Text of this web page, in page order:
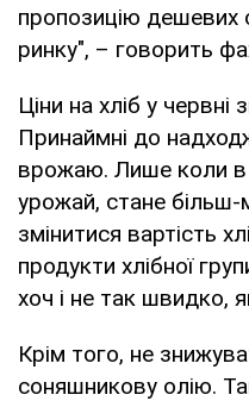
пропозицію дешевих
ринку", – говорить
Ціни на хліб у
Принаймні до
врожаю. Лише коли в
урожай, стане
змінитися вартість
продукти хлібної
хоч і не так швидко,
Крім того, не
соняшникову олію.